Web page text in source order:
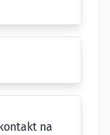
na